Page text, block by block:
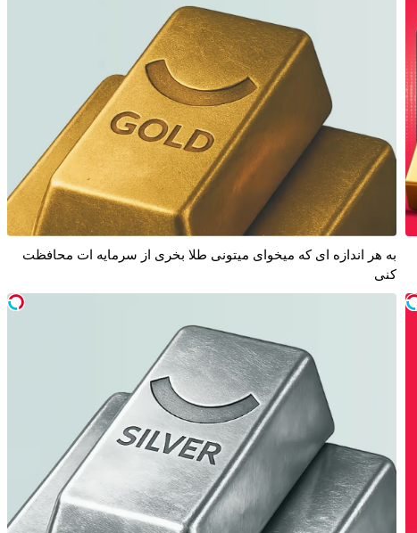
به هر اندازه ای که میخوای میتونی طلا بخری از سرمایه ات محافظت
کنی